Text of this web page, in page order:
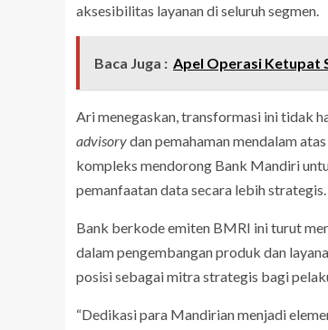
aksesibilitas layanan di seluruh segmen.
Baca Juga : Apel Operasi Ketupat
Ari menegaskan, transformasi ini tidak
advisorydan pemahaman mendalam
kompleks mendorong Bank Mandiri
pemanfaatan data secara lebih strategis.
Bank berkode emiten BMRI ini turut
dalam pengembangan produk dan
posisi sebagai mitra strategis bagi
“Dedikasi para Mandirian menjadi